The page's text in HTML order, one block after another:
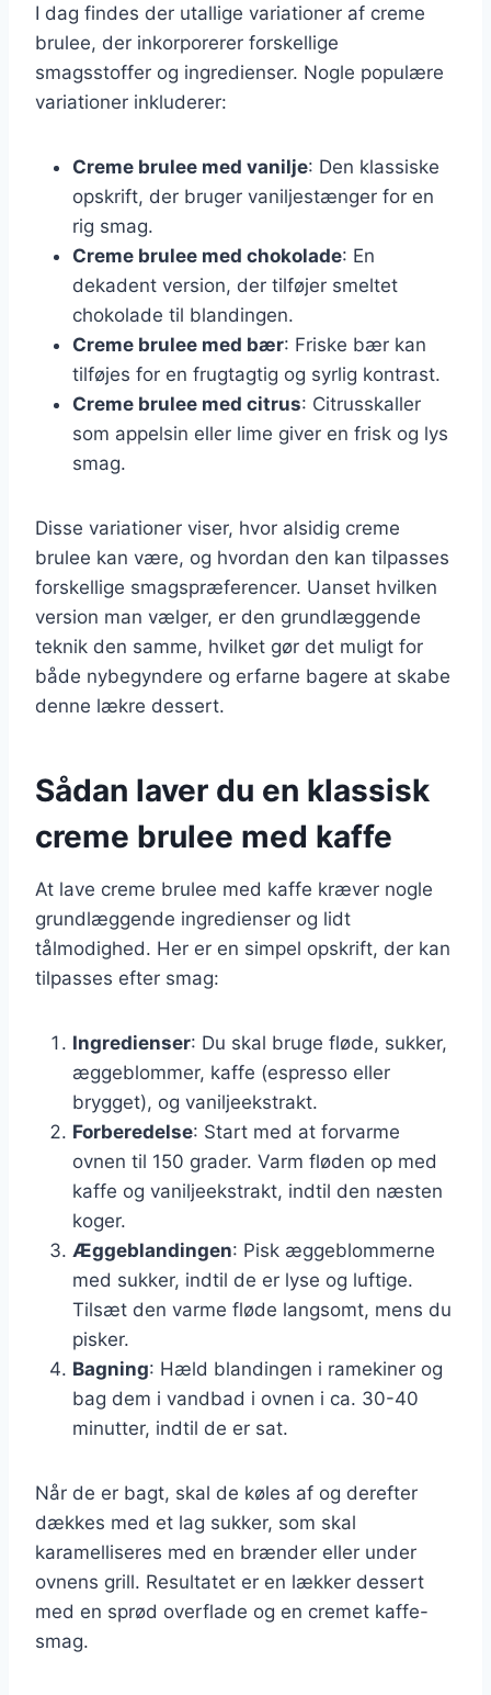
I dag findes der utallige variationer af creme
brulee, der inkorporerer forskellige
smagsstoffer og ingredienser. Nogle populære
variationer inkluderer:
Creme brulee med vanilje: Den klassiske
opskrift, der bruger vaniljestænger for en
rig smag.
Creme brulee med chokolade: En
dekadent version, der tilføjer smeltet
chokolade til blandingen.
Creme brulee med bær: Friske bær kan
tilføjes for en frugtagtig og syrlig kontrast.
Creme brulee med citrus: Citrusskaller
som appelsin eller lime giver en frisk og lys
smag.
Disse variationer viser, hvor alsidig creme
brulee kan være, og hvordan den kan tilpasses
forskellige smagspræferencer. Uanset hvilken
version man vælger, er den grundlæggende
teknik den samme, hvilket gør det muligt for
både nybegyndere og erfarne bagere at skabe
denne lækre dessert.
Sådan laver du en klassisk
creme brulee med kaffe
At lave creme brulee med kaffe kræver nogle
grundlæggende ingredienser og lidt
tålmodighed. Her er en simpel opskrift, der kan
tilpasses efter smag:
Ingredienser: Du skal bruge fløde, sukker,
æggeblommer, kaffe (espresso eller
brygget), og vaniljeekstrakt.
Forberedelse: Start med at forvarme
ovnen til 150 grader. Varm fløden op med
kaffe og vaniljeekstrakt, indtil den næsten
koger.
Æggeblandingen: Pisk æggeblommerne
med sukker, indtil de er lyse og luftige.
Tilsæt den varme fløde langsomt, mens du
pisker.
Bagning: Hæld blandingen i ramekiner og
bag dem i vandbad i ovnen i ca. 30-40
minutter, indtil de er sat.
Når de er bagt, skal de køles af og derefter
dækkes med et lag sukker, som skal
karamelliseres med en brænder eller under
ovnens grill. Resultatet er en lækker dessert
med en sprød overflade og en cremet kaffe-
smag.